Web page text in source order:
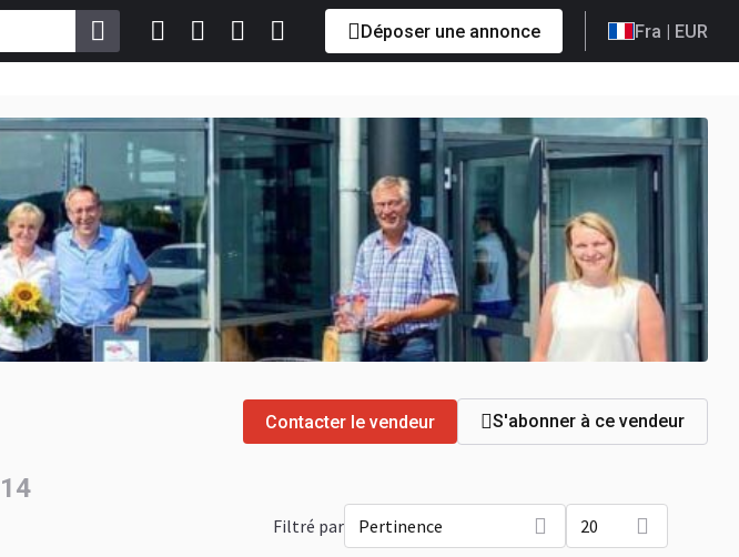
Déposer une annonce Fra | EUR
Contacter le vendeur S'abonner à ce vendeur
14
Filtré par Pertinence 20